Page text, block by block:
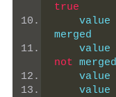
true
    value
merged
    value
not
    value
    value